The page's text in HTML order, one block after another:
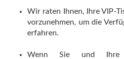
Wir raten Ihnen, Ihre VIP-
vorzunehmen, um die
erfahren.
Wenn Sie und Ihre